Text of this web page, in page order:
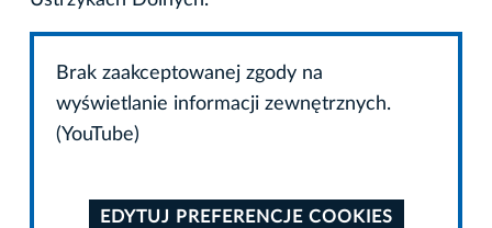
Brak zaakceptowanej zgody na
wyświetlanie informacji zewnętrznych.
(YouTube)
EDYTUJ PREFERENCJE COOKIES